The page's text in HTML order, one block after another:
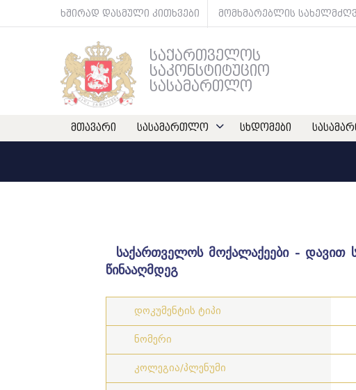
ხშირად დასმული კითხვები მომხმარებლის
საქართველოს
საკონსტიტუციო
სასამართლო
მთავარი სასამართლო სხდომები
საქართველოს მოქალაქეები - დავით
წინააღმდეგ
დოკუმენტის ტიპი
ნომერი
კოლეგია/პლენუმი